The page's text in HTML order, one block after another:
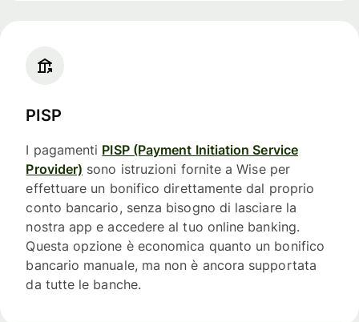
PISP
I pagamenti PISP (Payment Initiation Service
Provider) sono istruzioni fornite a Wise per
effettuare un bonifico direttamente dal proprio
conto bancario, senza bisogno di lasciare la
nostra app e accedere al tuo online banking.
Questa opzione è economica quanto un bonifico
bancario manuale, ma non è ancora supportata
da tutte le banche.